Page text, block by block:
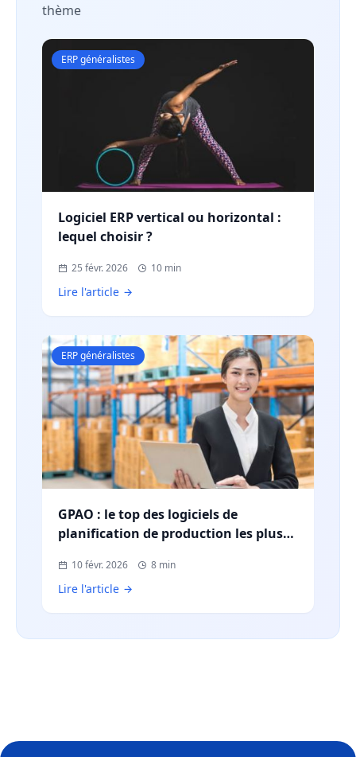
thème
ERP généralistes
Logiciel ERP vertical ou horizontal :
lequel choisir ?
25 févr. 2026 10 min
Lire l'article
ERP généralistes
GPAO : le top des logiciels de
planification de production les plus
10 févr. 2026 8 min
Lire l'article